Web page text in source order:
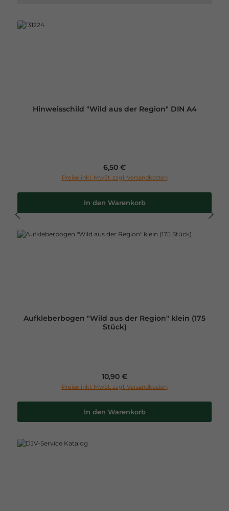
Hinweisschild "Wild aus der Region" DIN A4
Regulärer Preis:
6,50 €
Preise inkl. MwSt. zzgl. Versandkosten
In den Warenkorb
Aufkleberbogen "Wild aus der Region" klein (175
Stück)
Regulärer Preis:
10,90 €
Preise inkl. MwSt. zzgl. Versandkosten
In den Warenkorb